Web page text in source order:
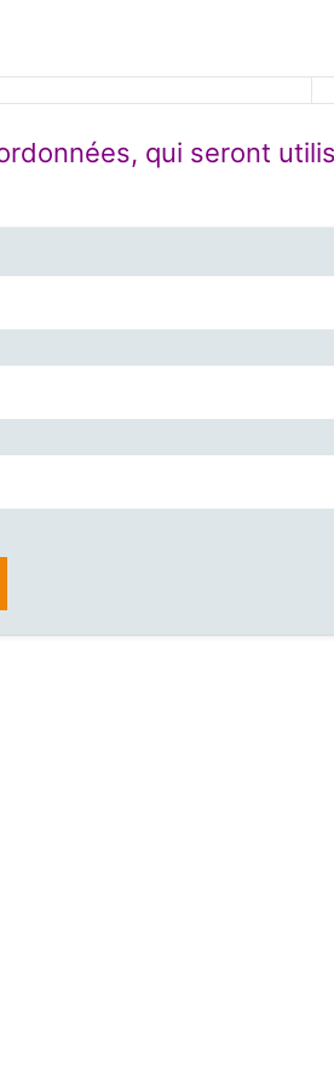
qui seront